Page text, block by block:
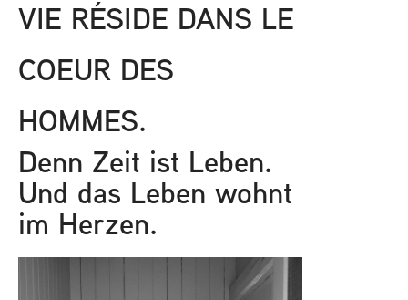
VIE RÉSIDE DANS LE
COEUR DES
HOMMES.
Denn Zeit ist Leben.
Und das Leben wohnt
im Herzen.